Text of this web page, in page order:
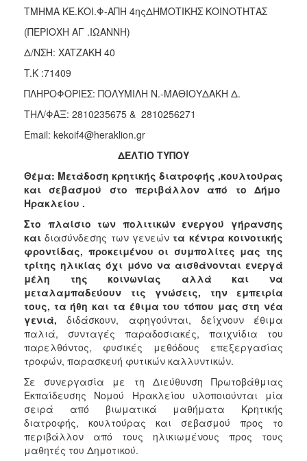
(Κ.Α.Π.Η.)
Κέντρα
Δημιουργικής
Παιδιών
(Κ.Δ.Α.Π.)
Κέντρα
Φροντίδας
Κ.Δ.Α.Π.Α.μεΑ.
Αδειοδότηση
&
Έλεγχος
Βρεφονηπιακών
Σταθμών
Δημοτικό
Ιατρείο
Ξενώνας
Φιλοξενίας
Γυναικών
Κέντρο
Κοινότητας
Κοινωνικό
Φαρμακείο
Κοινωνικό
Παντοπωλείο
ΤΜΗΜΑ ΚΕ.ΚΟΙ.Φ-ΑΠΗ 4ηςΔΗΜΟΤΙΚΗΣ ΚΟΙΝΟΤΗΤΑΣ
(ΠΕΡΙΟΧΗ ΑΓ .ΙΩΑΝΝΗ)
Δ/ΝΣΗ: XATZAKH 40
T.K :71409
ΠΛΗΡΟΦΟΡΙΕΣ: ΠΟΛΥΜΙΛΗ Ν.-ΜΑΘΙΟΥΔΑΚΗ Δ.
ΤΗΛ/ΦΑΞ: 2810235675 & 2810256271
Email: kekoif4@heraklion.gr
ΔΕΛΤΙΟ ΤΥΠΟΥ
Θέμα: Μετάδοση κρητικής διατροφής ,κουλτούρας
και σεβασμού στο περιβάλλον από το Δήμο
Ηρακλείου .
Στο πλαίσιο των πολιτικών ενεργού γήρανσης
καιδιασύνδεσης των γενεώντα κέντρα κοινοτικής
φροντίδας, προκειμένου οι συμπολίτες μας της
τρίτης ηλικίας όχι μόνο να αισθάνονται ενεργά
μέλη της κοινωνίας αλλά και να
μεταλαμπαδεύουν τις γνώσεις, την εμπειρία
τους, τα ήθη και τα έθιμα του τόπου μας στη νέα
γενιά,διδάσκουν, αφηγούνται, δείχνουν έθιμα
παλιά, συνταγές παραδοσιακές, παιχνίδια του
παρελθόντος, φυσικές μεθόδους επεξεργασίας
τροφών, παρασκευή φυτικών καλλυντικών.
Σε συνεργασία με τη Διεύθυνση Πρωτοβάθμιας
Εκπαίδευσης Νομού Ηρακλείου υλοποιούνται μία
σειρά από βιωματικά μαθήματα Κρητικής
διατροφής, κουλτούρας και σεβασμού προς το
περιβάλλον από τους ηλικιωμένους προς τους
μαθητές του Δημοτικού.